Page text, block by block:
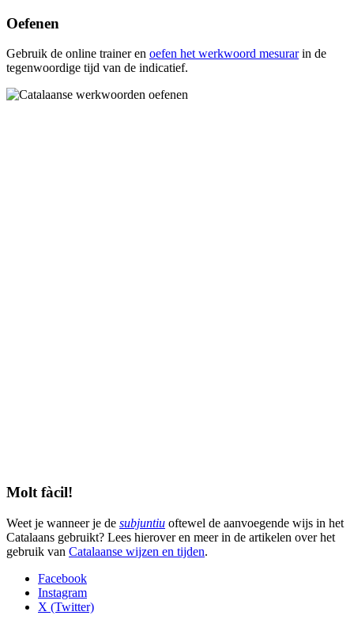
Oefenen
Gebruik de online trainer en oefen het werkwoord mesurarin de
tegenwoordige tijd van de indicatief.
Molt fàcil!
Weet je wanneer je de subjuntiu oftewel de aanvoegende wijs in het
Catalaans gebruikt? Lees hierover en meer in de artikelen over het
gebruik van Catalaanse wijzen en tijden.
Facebook
Instagram
X (Twitter)